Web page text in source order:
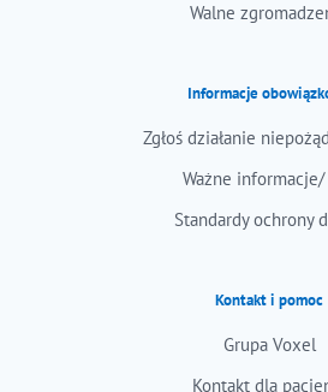
Walne
Informacje
Zgłoś działanie
Ważne informacje/
Standardy ochrony
Kontakt i pomoc
Grupa Voxel
Kontakt dla